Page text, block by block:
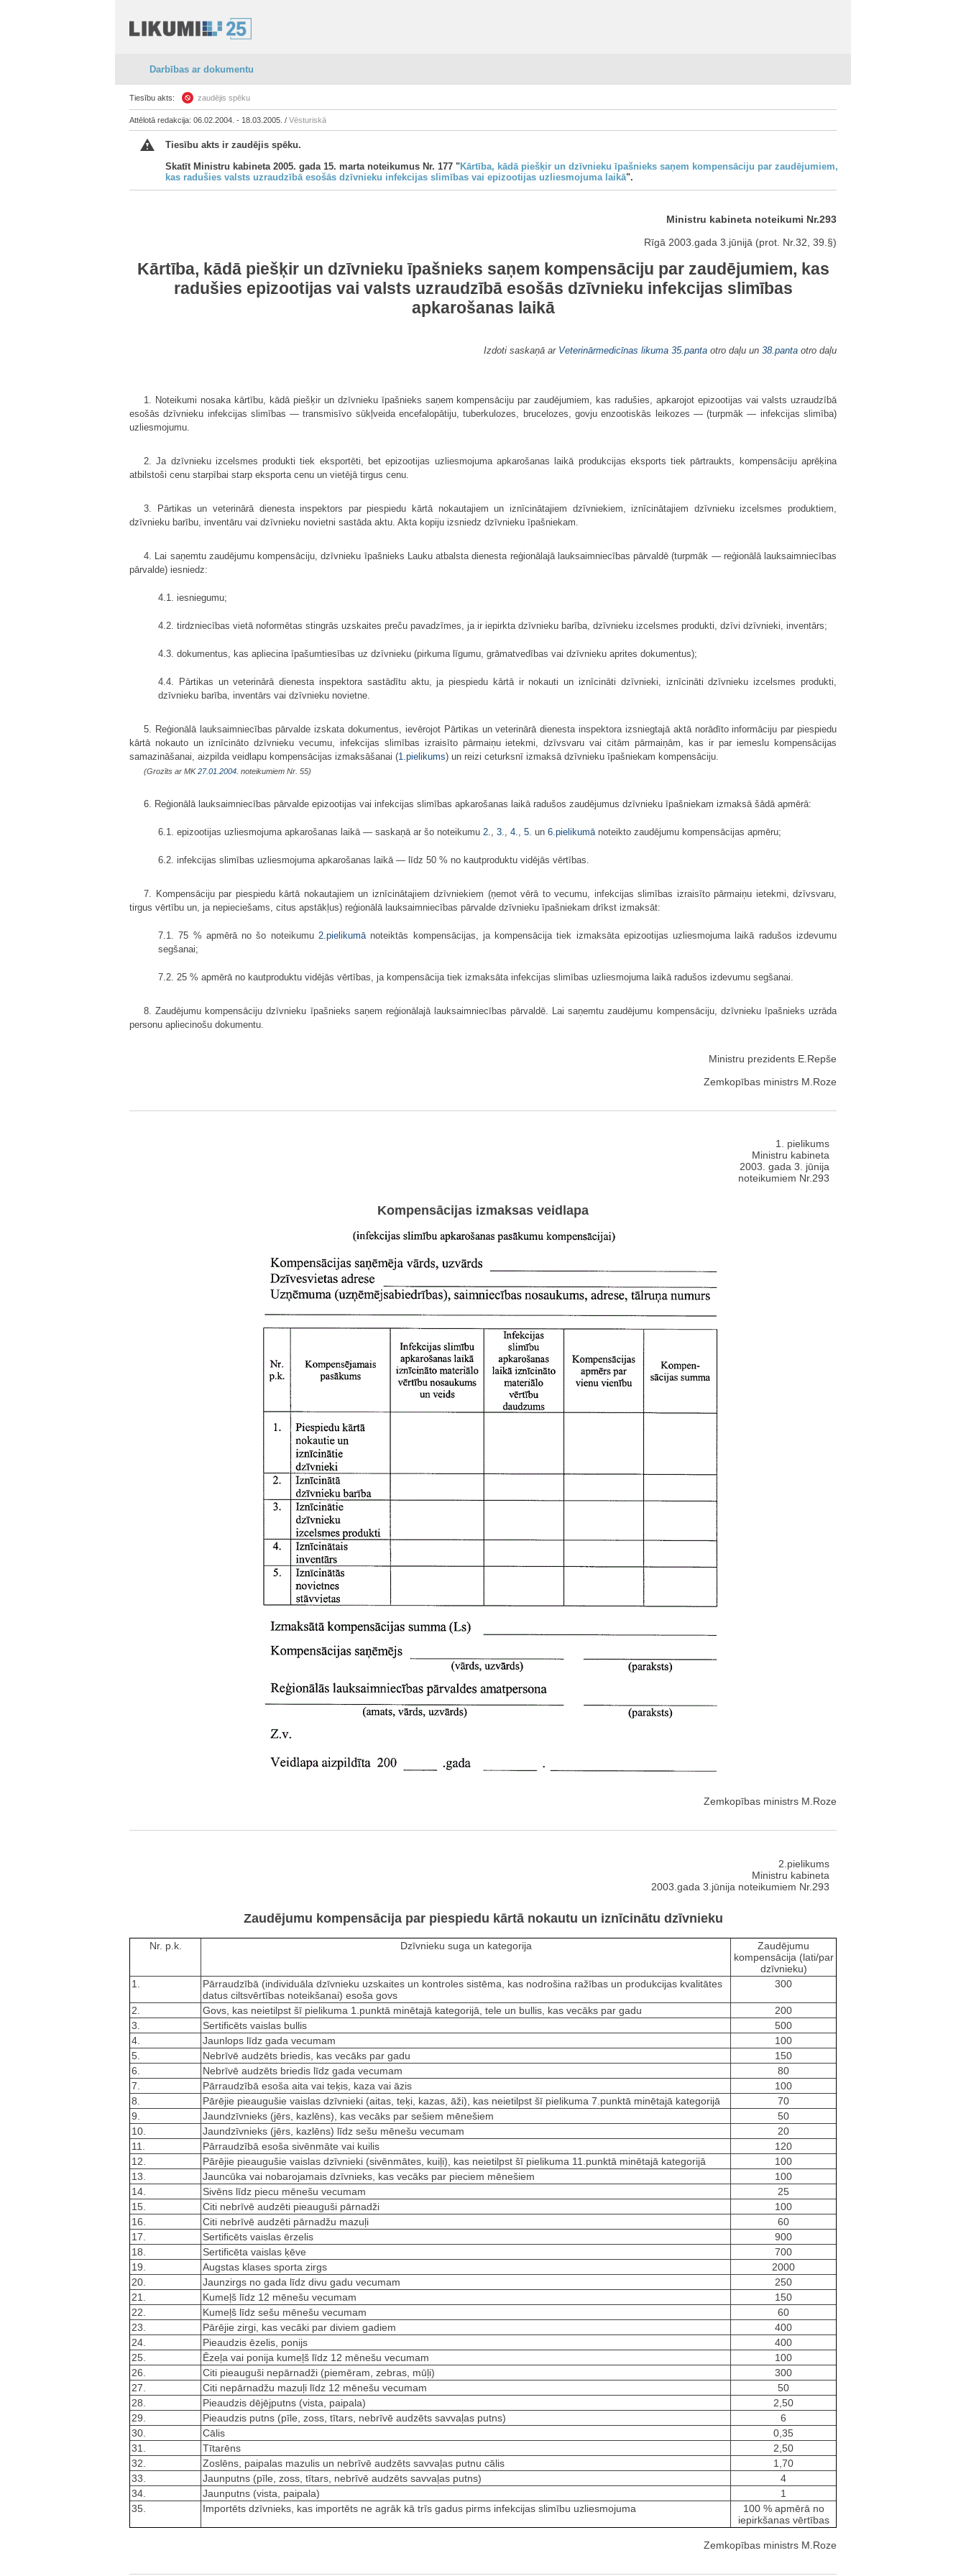
Darbības ar dokumentu
Tiesību akts: zaudējis spēku
Attēlotā redakcija: 06.02.2004. - 18.03.2005. / Vēsturiskā
Tiesību akts ir zaudējis spēku.
Skatīt Ministru kabineta 2005. gada 15. marta noteikumus Nr. 177 "Kārtība, kādā piešķir un dzīvnieku īpašnieks saņem kompensāciju par zaudējumiem,
kas radušies valsts uzraudzībā esošās dzīvnieku infekcijas slimības vai epizootijas uzliesmojuma laikā".
Ministru kabineta noteikumi Nr.293
Rīgā 2003.gada 3.jūnijā (prot. Nr.32, 39.§)
Kārtība, kādā piešķir un dzīvnieku īpašnieks saņem kompensāciju par zaudējumiem, kas
radušies epizootijas vai valsts uzraudzībā esošās dzīvnieku infekcijas slimības
apkarošanas laikā
Izdoti saskaņā ar Veterinārmedicīnas likuma 35.panta otro daļu un 38.panta otro daļu
1. Noteikumi nosaka kārtību, kādā piešķir un dzīvnieku īpašnieks saņem kompensāciju par zaudējumiem, kas radušies, apkarojot epizootijas vai valsts uzraudzībā
esošās dzīvnieku infekcijas slimības — transmisīvo sūkļveida encefalopātiju, tuberkulozes, brucelozes, govju enzootiskās leikozes — (turpmāk — infekcijas slimība)
uzliesmojumu.
2. Ja dzīvnieku izcelsmes produkti tiek eksportēti, bet epizootijas uzliesmojuma apkarošanas laikā produkcijas eksports tiek pārtraukts, kompensāciju aprēķina
atbilstoši cenu starpībai starp eksporta cenu un vietējā tirgus cenu.
3. Pārtikas un veterinārā dienesta inspektors par piespiedu kārtā nokautajiem un iznīcinātajiem dzīvniekiem, iznīcinātajiem dzīvnieku izcelsmes produktiem,
dzīvnieku barību, inventāru vai dzīvnieku novietni sastāda aktu. Akta kopiju izsniedz dzīvnieku īpašniekam.
4. Lai saņemtu zaudējumu kompensāciju, dzīvnieku īpašnieks Lauku atbalsta dienesta reģionālajā lauksaimniecības pārvaldē (turpmāk — reģionālā lauksaimniecības
pārvalde) iesniedz:
4.1. iesniegumu;
4.2. tirdzniecības vietā noformētas stingrās uzskaites preču pavadzīmes, ja ir iepirkta dzīvnieku barība, dzīvnieku izcelsmes produkti, dzīvi dzīvnieki, inventārs;
4.3. dokumentus, kas apliecina īpašumtiesības uz dzīvnieku (pirkuma līgumu, grāmatvedības vai dzīvnieku aprites dokumentus);
4.4. Pārtikas un veterinārā dienesta inspektora sastādītu aktu, ja piespiedu kārtā ir nokauti un iznīcināti dzīvnieki, iznīcināti dzīvnieku izcelsmes produkti,
dzīvnieku barība, inventārs vai dzīvnieku novietne.
5. Reģionālā lauksaimniecības pārvalde izskata dokumentus, ievērojot Pārtikas un veterinārā dienesta inspektora izsniegtajā aktā norādīto informāciju par piespiedu
kārtā nokauto un iznīcināto dzīvnieku vecumu, infekcijas slimības izraisīto pārmaiņu ietekmi, dzīvsvaru vai citām pārmaiņām, kas ir par iemeslu kompensācijas
samazināšanai, aizpilda veidlapu kompensācijas izmaksāšanai (1.pielikums) un reizi ceturksnī izmaksā dzīvnieku īpašniekam kompensāciju.
(Grozīts ar MK27.01.2004. noteikumiem Nr. 55)
6. Reģionālā lauksaimniecības pārvalde epizootijas vai infekcijas slimības apkarošanas laikā radušos zaudējumus dzīvnieku īpašniekam izmaksā šādā apmērā:
6.1. epizootijas uzliesmojuma apkarošanas laikā — saskaņā ar šo noteikumu 2. 3. 4. 5. un 6.pielikumā noteikto zaudējumu kompensācijas apmēru;
6.2. infekcijas slimības uzliesmojuma apkarošanas laikā — līdz 50 % no kautproduktu vidējās vērtības.
7. Kompensāciju par piespiedu kārtā nokautajiem un iznīcinātajiem dzīvniekiem (ņemot vērā to vecumu, infekcijas slimības izraisīto pārmaiņu ietekmi, dzīvsvaru,
tirgus vērtību un, ja nepieciešams, citus apstākļus) reģionālā lauksaimniecības pārvalde dzīvnieku īpašniekam drīkst izmaksāt:
7.1. 75 % apmērā no šo noteikumu 2.pielikumānoteiktās kompensācijas, ja kompensācija tiek izmaksāta epizootijas uzliesmojuma laikā radušos izdevumu
segšanai;
7.2. 25 % apmērā no kautproduktu vidējās vērtības, ja kompensācija tiek izmaksāta infekcijas slimības uzliesmojuma laikā radušos izdevumu segšanai.
8. Zaudējumu kompensāciju dzīvnieku īpašnieks saņem reģionālajā lauksaimniecības pārvaldē. Lai saņemtu zaudējumu kompensāciju, dzīvnieku īpašnieks uzrāda
personu apliecinošu dokumentu.
Ministru prezidents E.Repše
Zemkopības ministrs M.Roze
1. pielikums
Ministru kabineta
2003. gada 3. jūnija
noteikumiem Nr.293
Kompensācijas izmaksas veidlapa
Zemkopības ministrs M.Roze
2.pielikums
Ministru kabineta
2003.gada 3.jūnija noteikumiem Nr.293
Zaudējumu kompensācija par piespiedu kārtā nokautu un iznīcinātu dzīvnieku
Nr. p.k. Dzīvnieku suga un kategorija
Zaudējumu
kompensācija (lati/par
dzīvnieku)
1.
Pārraudzībā (individuāla dzīvnieku uzskaites un kontroles sistēma, kas nodrošina ražības un produkcijas kvalitātes
datus ciltsvērtības noteikšanai) esoša govs
300
2. Govs, kas neietilpst šī pielikuma 1.punktā minētajā kategorijā, tele un bullis, kas vecāks par gadu
200
3.
Sertificēts vaislas bullis
500
4.
Jaunlops līdz gada vecumam
100
5.
Nebrīvē audzēts briedis, kas vecāks par gadu
150
6.
Nebrīvē audzēts briedis līdz gada vecumam
80
7.
Pārraudzībā esoša aita vai teķis, kaza vai āzis
100
8.
Pārējie pieaugušie vaislas dzīvnieki (aitas, teķi, kazas, āži), kas neietilpst šī pielikuma 7.punktā minētajā kategorijā
70
9.
Jaundzīvnieks (jērs, kazlēns), kas vecāks par sešiem mēnešiem
50
10.
Jaundzīvnieks (jērs, kazlēns) līdz sešu mēnešu vecumam
20
11.
Pārraudzībā esoša sivēnmāte vai kuilis
120
12.
Pārējie pieaugušie vaislas dzīvnieki (sivēnmātes, kuiļi), kas neietilpst šī pielikuma 11.punktā minētajā kategorijā
100
13.
Jauncūka vai nobarojamais dzīvnieks, kas vecāks par pieciem mēnešiem
100
14.
Sivēns līdz piecu mēnešu vecumam
25
15.
Citi nebrīvē audzēti pieauguši pārnadži
100
16.
Citi nebrīvē audzēti pārnadžu mazuļi
60
17.
Sertificēts vaislas ērzelis
900
18.
Sertificēta vaislas ķēve
700
19.
Augstas klases sporta zirgs
2000
20.
Jaunzirgs no gada līdz divu gadu vecumam
250
21.
Kumeļš līdz 12 mēnešu vecumam
150
22.
Kumeļš līdz sešu mēnešu vecumam
60
23.
Pārējie zirgi, kas vecāki par diviem gadiem
400
24.
Pieaudzis ēzelis, ponijs
400
25.
Ēzeļa vai ponija kumeļš līdz 12 mēnešu vecumam
100
26.
Citi pieauguši nepārnadži (piemēram, zebras, mūļi)
300
27.
Citi nepārnadžu mazuļi līdz 12 mēnešu vecumam
50
28.
Pieaudzis dējējputns (vista, paipala)
2,50
29.
Pieaudzis putns (pīle, zoss, tītars, nebrīvē audzēts savvaļas putns)
6
30.
Cālis
0,35
31.
Tītarēns
2,50
32.
Zoslēns, paipalas mazulis un nebrīvē audzēts savvaļas putnu cālis
1,70
33.
Jaunputns (pīle, zoss, tītars, nebrīvē audzēts savvaļas putns)
4
34.
Jaunputns (vista, paipala)
1
35.
Importēts dzīvnieks, kas importēts ne agrāk kā trīs gadus pirms infekcijas slimību uzliesmojuma
100 % apmērā no
iepirkšanas vērtības
Zemkopības ministrs M.Roze